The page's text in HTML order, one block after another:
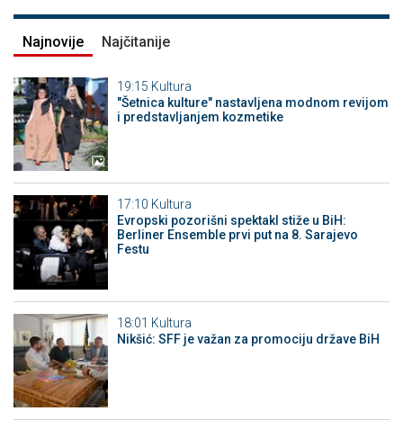
Najnovije Najčitanije
19:15 Kultura
"Šetnica kulture" nastavljena modnom revijom
i predstavljanjem kozmetike
17:10 Kultura
Evropski pozorišni spektakl stiže u BiH:
Berliner Ensemble prvi put na 8. Sarajevo
Festu
18:01 Kultura
Nikšić: SFF je važan za promociju države BiH